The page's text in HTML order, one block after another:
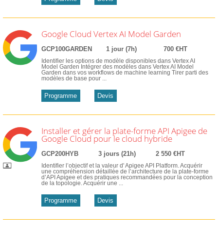
Google Cloud Vertex AI Model Garden
GCP100GARDEN 1 jour (7h) 700 €HT
Identifier les options de modèle disponibles dans Vertex AI
Model Garden Intégrer des modèles dans Vertex AI Model
Garden dans vos workflows de machine learning Tirer parti des
modèles de base pour ...
Programme Devis
Installer et gérer la plate-forme API Apigee de
Google Cloud pour le cloud hybride
GCP200HYB 3 jours (21h) 2 550 €HT
Identifier l’objectif et la valeur d' Apigee API Platform. Acquérir
une compréhension détaillée de l’architecture de la plate-forme
d’API Apigee et des pratiques recommandées pour la conception
de la topologie. Acquérir une ...
Programme Devis